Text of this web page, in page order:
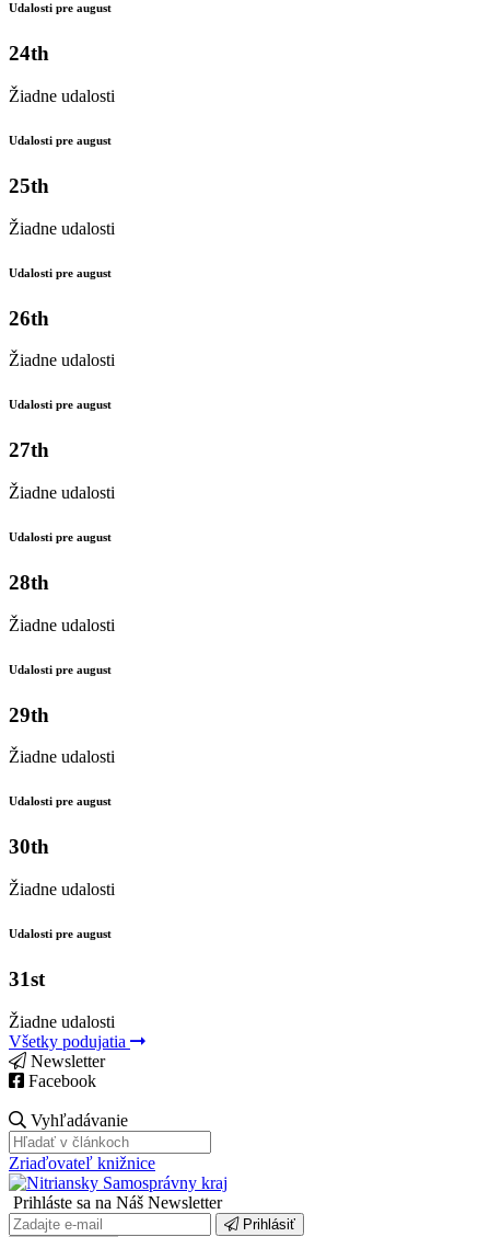
Udalosti pre august
24th
Žiadne udalosti
Udalosti pre august
25th
Žiadne udalosti
Udalosti pre august
26th
Žiadne udalosti
Udalosti pre august
27th
Žiadne udalosti
Udalosti pre august
28th
Žiadne udalosti
Udalosti pre august
29th
Žiadne udalosti
Udalosti pre august
30th
Žiadne udalosti
Udalosti pre august
31st
Žiadne udalosti
Všetky podujatia
Newsletter
Facebook
Vyhľadávanie
Zriaďovateľ knižnice
Prihláste sa na Náš Newsletter
Prihlásiť